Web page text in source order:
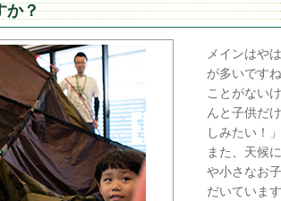
か？
メインはや
が多いです
ことがない
んと子供だ
しみたい！
また、天候
や小さなお
だいています